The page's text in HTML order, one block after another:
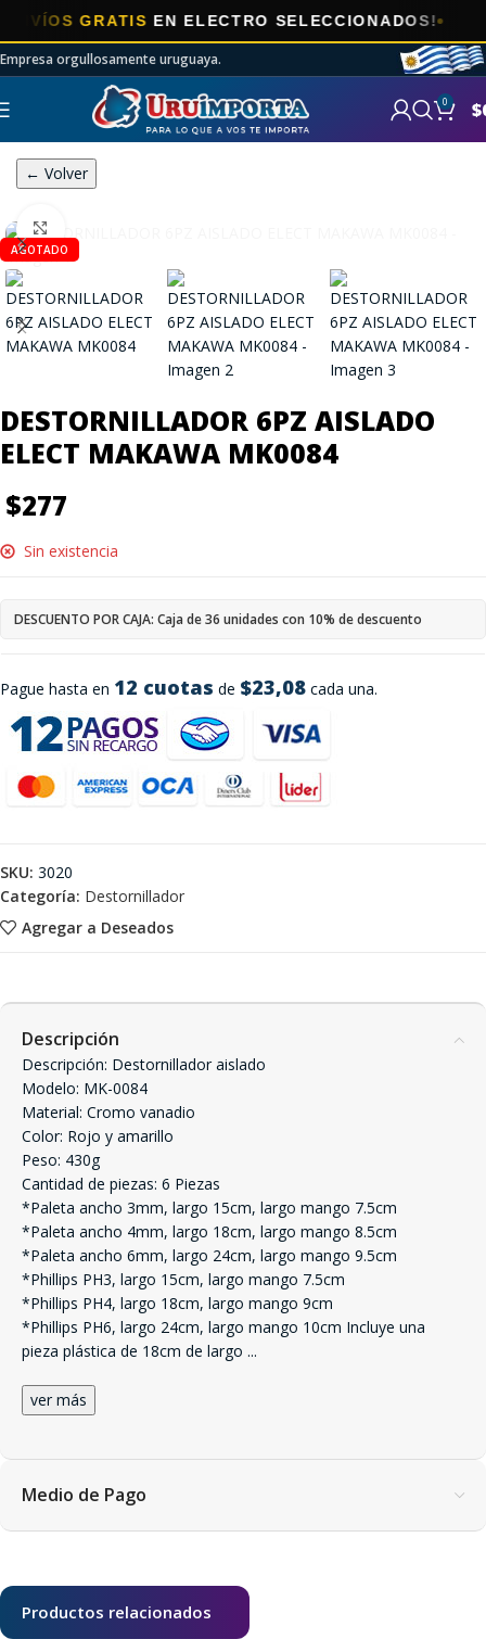
GRATISEN ELECTRO SELECCIONADOS!
Empresa orgullosamente uruguaya.
0 $
← Volver
AGOTADO
DESTORNILLADOR 6PZ AISLADO
ELECT MAKAWA MK0084
$277
Pague hasta en 12 cuotas de $23,08 cada una.
Sin existencia
DESCUENTO POR CAJA: Caja de 36 unidades con 10% de descuento
Agregar a Deseados
SKU: 3020
Categoría: Destornillador
Descripción
Descripción: Destornillador aislado
Modelo: MK-0084
Material: Cromo vanadio
Color: Rojo y amarillo
Peso: 430g
Cantidad de piezas: 6 Piezas
*Paleta ancho 3mm, largo 15cm, largo mango 7.5cm
*Paleta ancho 4mm, largo 18cm, largo mango 8.5cm
*Paleta ancho 6mm, largo 24cm, largo mango 9.5cm
*Phillips PH3, largo 15cm, largo mango 7.5cm
*Phillips PH4, largo 18cm, largo mango 9cm
*Phillips PH6, largo 24cm, largo mango 10cm Incluye una
pieza plástica de 18cm de largo ...
ver más
Medio de Pago
Productos relacionados